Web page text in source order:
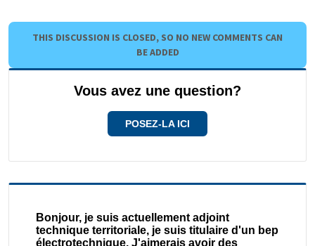
THIS DISCUSSION IS CLOSED, SO NO NEW COMMENTS CAN
BE ADDED
Vous avez une question?
POSEZ-LA ICI
Bonjour, je suis actuellement adjoint
technique territoriale, je suis titulaire d'un bep
électrotechnique. J'aimerais avoir des